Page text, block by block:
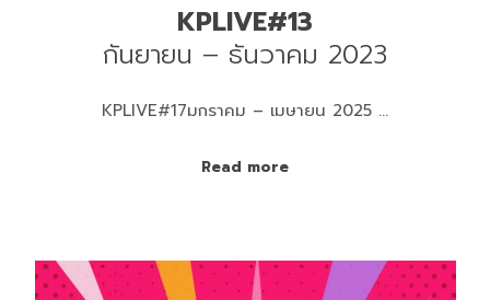
KPLIVE#13
กันยายน – ธันวาคม 2023
KPLIVE#17มกราคม – เมษายน 2025 …
Read more